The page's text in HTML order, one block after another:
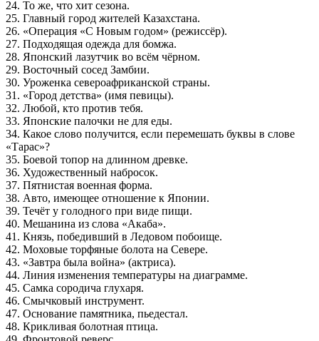
24. То же, что хит сезона.
25. Главный город жителей Казахстана.
26. «Операция «С Новым годом» (режиссёр).
27. Подходящая одежда для бомжа.
28. Японский лазутчик во всём чёрном.
29. Восточный сосед Замбии.
30. Уроженка североафриканской страны.
31. «Город детства» (имя певицы).
32. Любой, кто против тебя.
33. Японские палочки не для еды.
34. Какое слово получится, если перемешать буквы в слове
«Тарас»?
35. Боевой топор на длинном древке.
36. Художественный набросок.
37. Пятнистая военная форма.
38. Авто, имеющее отношение к Японии.
39. Течёт у голодного при виде пищи.
40. Мешанина из слова «Акаба».
41. Князь, победивший в Ледовом побоище.
42. Моховые торфяные болота на Севере.
43. «Завтра была война» (актриса).
44. Линия изменения температуры на диаграмме.
45. Самка сородича глухаря.
46. Смычковый инструмент.
47. Основание памятника, пьедестал.
48. Крикливая болотная птица.